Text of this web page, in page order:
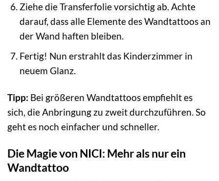
Ziehe die Transferfolie vorsichtig ab. Achte
darauf, dass alle Elemente des Wandtattoos an
der Wand haften bleiben.
Fertig! Nun erstrahlt das Kinderzimmer in
neuem Glanz.
Tipp: Bei größeren Wandtattoos empfiehlt es
sich, die Anbringung zu zweit durchzuführen. So
geht es noch einfacher und schneller.
Die Magie von NICI: Mehr als nur ein
Wandtattoo